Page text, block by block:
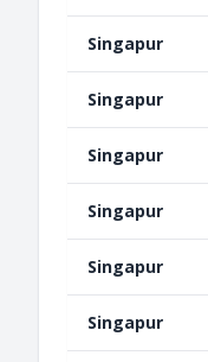
Singapur
Singapur
Singapur
Singapur
Singapur
Singapur